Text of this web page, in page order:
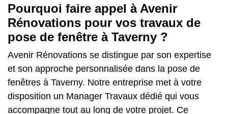
Pourquoi faire appel à Avenir
Rénovations pour vos travaux de
pose de fenêtre à Taverny ?
Avenir Rénovations se distingue par son expertise
et son approche personnalisée dans la pose de
fenêtres à Taverny. Notre entreprise met à votre
disposition un Manager Travaux dédié qui vous
accompagne tout au long de votre projet. Ce